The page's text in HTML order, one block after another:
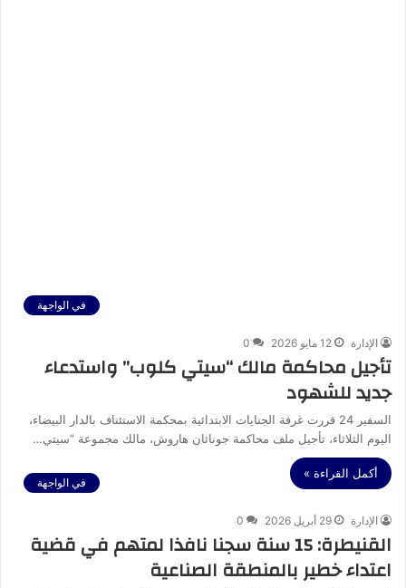
في الواجهة
الإدارة 12 مايو 2026 0
تأجيل محاكمة مالك “سيتي كلوب” واستدعاء
جديد للشهود
السفير 24 قررت غرفة الجنايات الابتدائية بمحكمة الاستئناف بالدار البيضاء،
اليوم الثلاثاء، تأجيل ملف محاكمة جوناثان هاروش، مالك مجموعة “سيتي…
أكمل القراءة »
في الواجهة
الإدارة 29 أبريل 2026 0
القنيطرة: 15 سنة سجنا نافذا لمتهم في قضية
اعتداء خطير بالمنطقة الصناعية